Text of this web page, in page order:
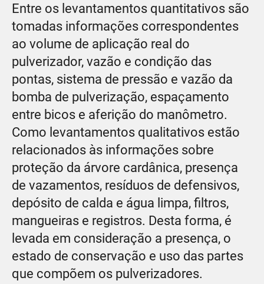
Entre os levantamentos quantitativos são
tomadas informações correspondentes
ao volume de aplicação real do
pulverizador, vazão e condição das
pontas, sistema de pressão e vazão da
bomba de pulverização, espaçamento
entre bicos e aferição do manômetro.
Como levantamentos qualitativos estão
relacionados às informações sobre
proteção da árvore cardânica, presença
de vazamentos, resíduos de defensivos,
depósito de calda e água limpa, filtros,
mangueiras e registros. Desta forma, é
levada em consideração a presença, o
estado de conservação e uso das partes
que compõem os pulverizadores.